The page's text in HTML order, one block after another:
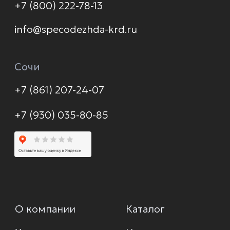
© 2026 Формула защиты
Контакты